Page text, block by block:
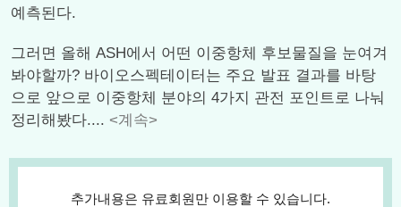
예측된다.
그러면 올해 ASH에서 어떤 이중항체 후보물질을 눈여겨
봐야할까? 바이오스펙테이터는 주요 발표 결과를 바탕
으로 앞으로 이중항체 분야의 4가지 관전 포인트로 나눠
정리해봤다.... <계속>
추가내용은 유료회원만 이용할 수 있습니다.